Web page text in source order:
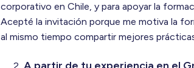
corporativo en Chile, y para apoyar la
Acepté la invitación porque me motiva la
al mismo tiempo compartir mejores